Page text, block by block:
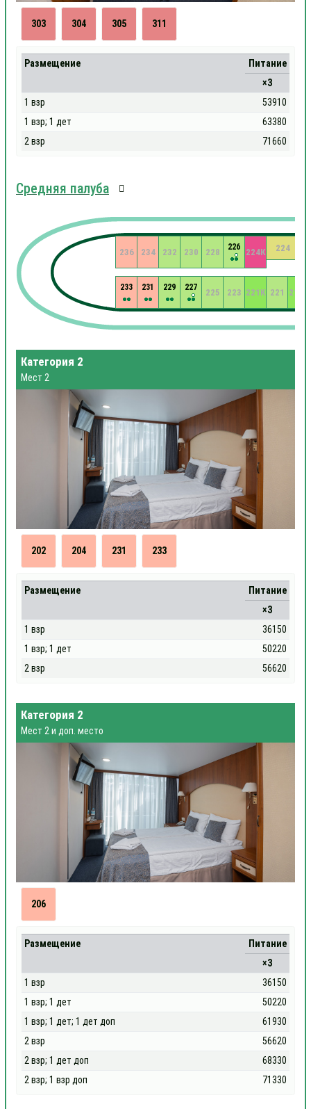
303 304 305 311
Размещение
Питание
×3
1 взр
53910
1 взр; 1 дет
63380
2 взр
71660
Средняя палуба
219К
221
221К
223
224
224К
225
226
227
228
229
230
231
232
233
234
236
Категория 2
Мест 2
202 204 231 233
Размещение
Питание
×3
1 взр
36150
1 взр; 1 дет
50220
2 взр
56620
Категория 2
Мест 2 и доп. место
206
Размещение
Питание
×3
1 взр
36150
1 взр; 1 дет
50220
1 взр; 1 дет; 1 дет доп
61930
2 взр
56620
2 взр; 1 дет доп
68330
2 взр; 1 взр доп
71330